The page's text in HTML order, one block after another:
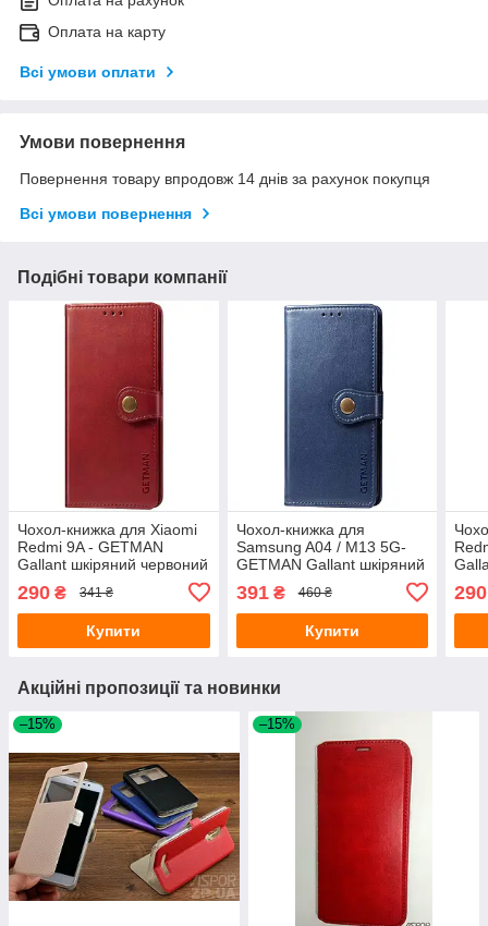
Оплата на карту
Всі умови оплати
Умови повернення
Повернення товару впродовж 14 днів за рахунок покупця
Всі умови повернення
Подібні товари компанії
Чохол-книжка для Xiaomi
Redmi 9A - GETMAN
Gallant шкіряний червоний
290 ₴ 341 ₴
Купити
Чохол-книжка для
Samsung A04 / M13 5G-
GETMAN Gallant шкіряний
391₴ 460 ₴
Купити
290
Акційні пропозиції та новинки
–15% –15%